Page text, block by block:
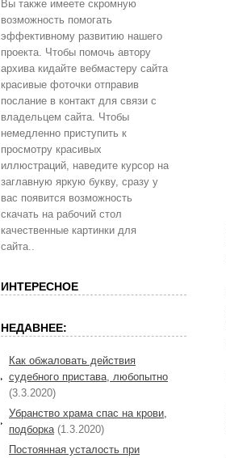
Вы также имеете скромную
возможность помогать
эффективному развитию нашего
проекта. Чтобы помочь автору
архива кидайте вебмастеру сайта
красивые фоточки отправив
послание в контакт для связи с
владельцем сайта. Чтобы
немедленно приступить к
просмотру красивых
иллюстраций, наведите курсор на
заглавную яркую букву, сразу у
вас появится возможность
скачать на рабочий стол
качественные картинки для
сайта..
ИНТЕРЕСНОЕ
НЕДАВНЕЕ:
Как обжаловать действия
судебного пристава, любопытно
(3.3.2020)
Убранство храма спас на крови,
подборка (1.3.2020)
Постоянная усталость при